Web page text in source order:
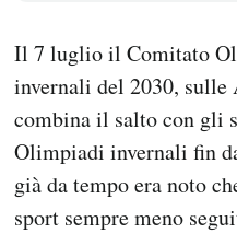
Il 7 luglio il Comitato
invernali del 2030,
combina il salto con gli
Olimpiadi invernali fin
già da tempo era noto
sport sempre meno